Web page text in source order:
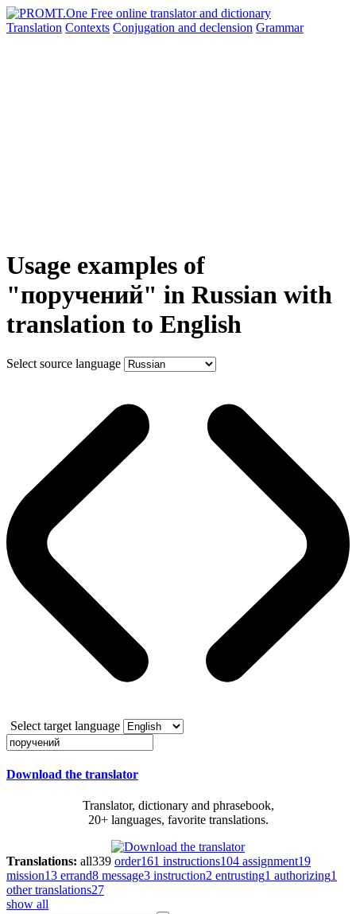
Translation Contexts Conjugation and declension Grammar
Usage examples of
"поручений" in Russian with
translation to English
Select source language
Select target language
Download the translator
Translator, dictionary and phrasebook,
20+ languages, favorite translations.
Translations: all339 order161 instructions104 assignment19
mission13 errand8 message3 instruction2 entrusting1 authorizing1
other translations27
show all